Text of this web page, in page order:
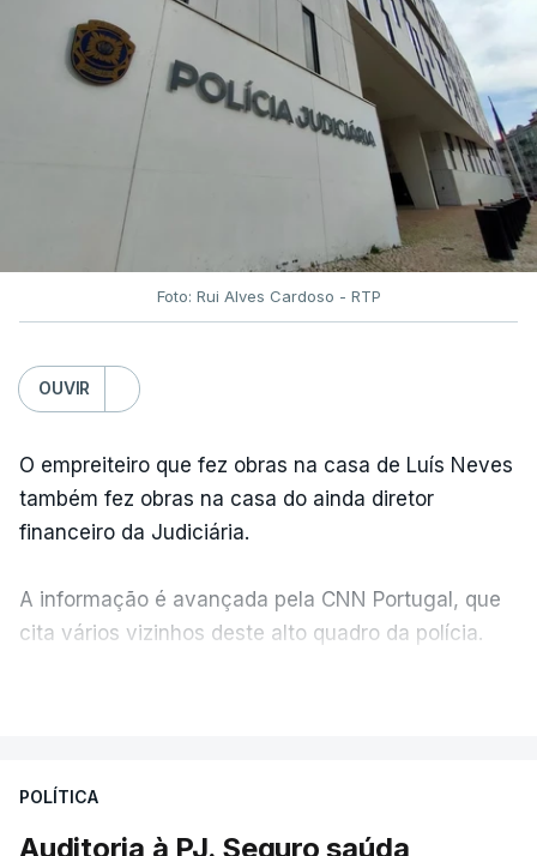
Foto: Rui Alves Cardoso - RTP
OUVIR
O empreiteiro que fez obras na casa de Luís Neves
também fez obras na casa do ainda diretor
financeiro da Judiciária.
A informação é avançada pela CNN Portugal, que
cita vários vizinhos deste alto quadro da polícia.
apreendido numa operação de droga.
POLÍTICA
Auditoria à PJ. Seguro saúda